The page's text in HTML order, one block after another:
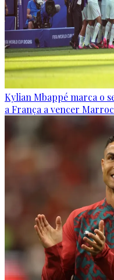
Kylian Mbappé marca o
a França a vencer